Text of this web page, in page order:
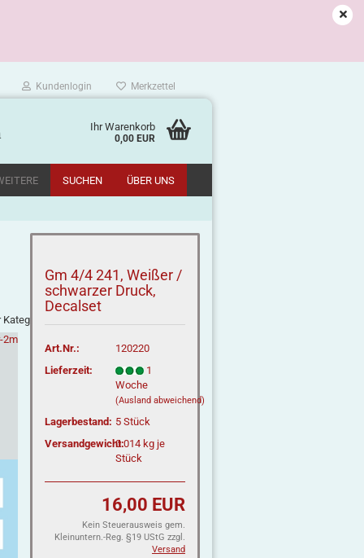
Kundenlogin Merkzettel
Ihr Warenkorb
0,00 EUR
SUCHEN ÜBER UNS
Gm 4/4 241, Weißer /
schwarzer Druck,
Decalset
Art.Nr.:
120220
Lieferzeit:
1
Woche
(Ausland abweichend)
Lagerbestand: 5Stück
Versandgewicht:0.014 kg je
Stück
16,00 EUR
Kein Steuerausweis gem.
Kleinuntern.-Reg. §19 UStG zzgl.
Versand